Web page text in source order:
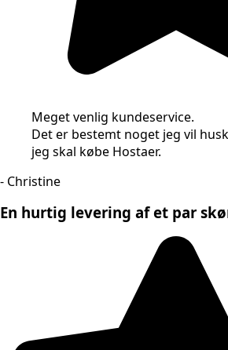
Meget venlig kundeservice.
Det er bestemt noget jeg vil
jeg skal købe Hostaer.
- Christine
En hurtig levering af et par